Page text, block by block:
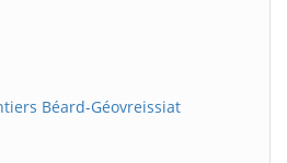
Béard-Géovreissiat